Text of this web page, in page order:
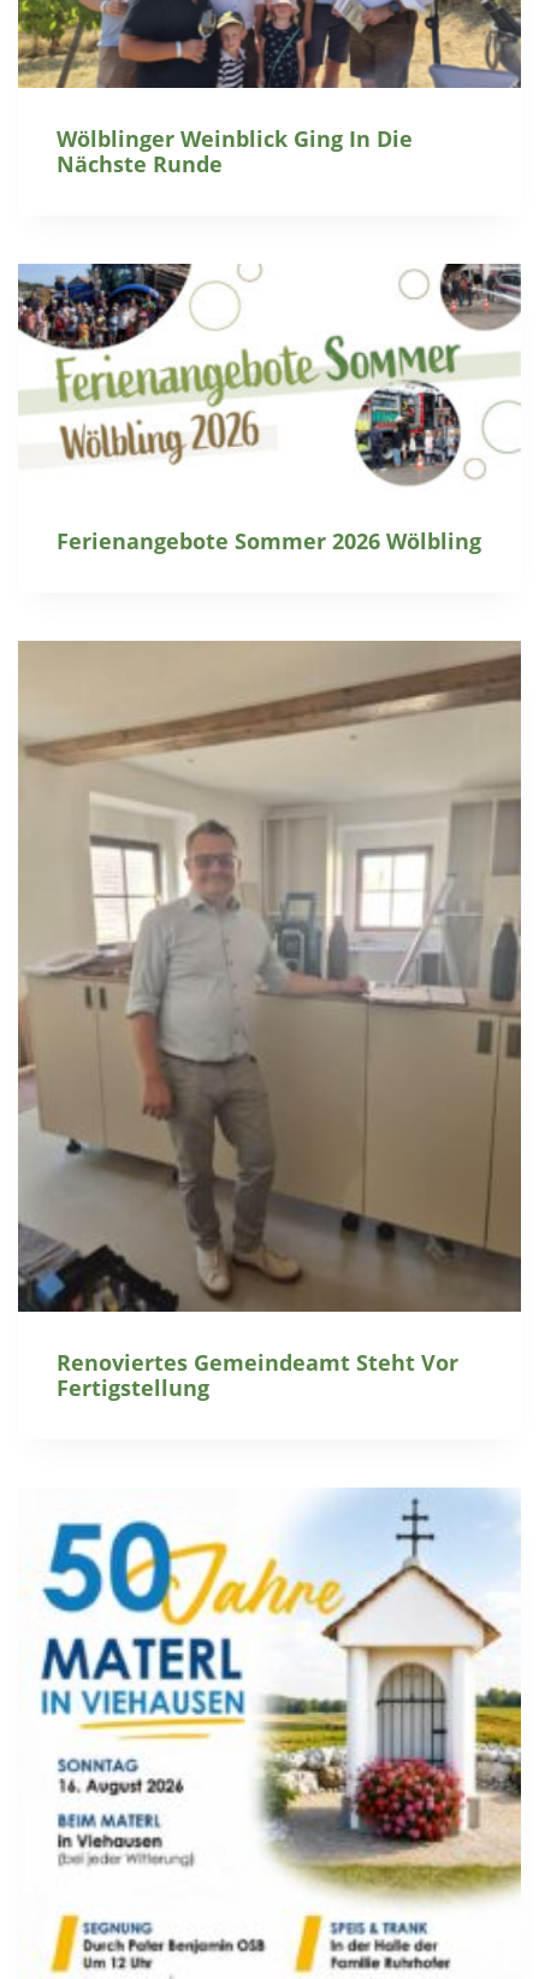
Wölblinger Weinblick Ging In Die
Nächste Runde
Ferienangebote Sommer 2026 Wölbling
Renoviertes Gemeindeamt Steht Vor
Fertigstellung